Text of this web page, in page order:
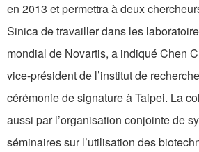
en 2013 et permettra à deux
Sinica de travailler dans les
mondial de Novartis, a indiqué Chen
vice-président de l’institut de
cérémonie de signature à Taipei. La
aussi par l’organisation conjointe de
séminaires sur l’utilisation des